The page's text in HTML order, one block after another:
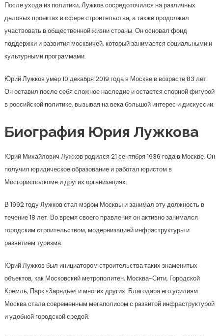
После ухода из политики, Лужков сосредоточился на различных
деловых проектах в сфере строительства, а также продолжал
участвовать в общественной жизни страны. Он основал фонд
поддержки и развития москвичей, который занимается социальными и
культурными программами.
Юрий Лужков умер 10 декабря 2019 года в Москве в возрасте 83 лет.
Он оставил после себя сложное наследие и остается спорной фигурой
в российской политике, вызывая на века большой интерес и дискуссии.
Биография Юрия Лужкова
Юрий Михайлович Лужков родился 21 сентября 1936 года в Москве. Он
получил юридическое образование и работал юристом в
Мосгорисполкоме и других организациях.
В 1992 году Лужков стал мэром Москвы и занимал эту должность в
течение 18 лет. Во время своего правления он активно занимался
городским строительством, модернизацией инфраструктуры и
развитием туризма.
Юрий Лужков был инициатором строительства таких знаменитых
объектов, как Московский метрополитен, Москва-Сити, Городской
Кремль, Парк «Зарядье» и многих других. Благодаря его усилиям
Москва стала современным мегаполисом с развитой инфраструктурой
и удобной городской средой.